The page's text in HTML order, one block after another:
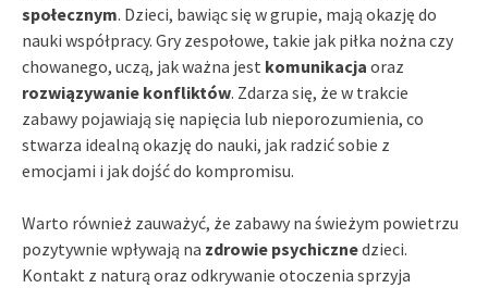
społecznym. Dzieci, bawiąc się w grupie, mają okazję do
nauki współpracy. Gry zespołowe, takie jak piłka nożna czy
chowanego, uczą, jak ważna jest komunikacja oraz
rozwiązywanie konfliktów. Zdarza się, że w trakcie
zabawy pojawiają się napięcia lub nieporozumienia, co
stwarza idealną okazję do nauki, jak radzić sobie z
emocjami i jak dojść do kompromisu.
Warto również zauważyć, że zabawy na świeżym powietrzu
pozytywnie wpływają na zdrowie psychicznedzieci.
Kontakt z naturą oraz odkrywanie otoczenia sprzyja